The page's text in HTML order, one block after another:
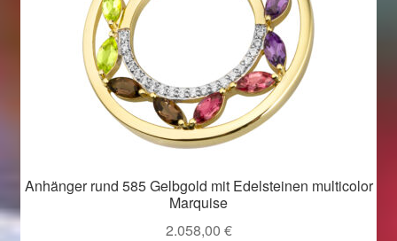
Anhänger rund 585 Gelbgold mit Edelsteinen multicolor
Marquise
2.058,00 €